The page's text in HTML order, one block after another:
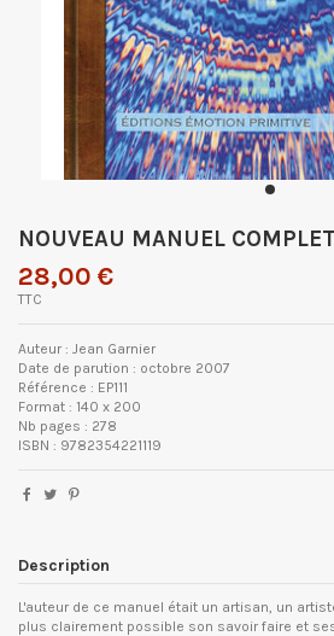
NOUVEAU MANUEL
28,00 €
TTC
Auteur : Jean Garnier
Date de parution : octobre 2007
Référence : EP111
Format : 140 x 200
Nb pages : 278
ISBN : 9782354221119
Description
L'auteur de ce manuel était un artisan, un
plus clairement possible son savoir faire et